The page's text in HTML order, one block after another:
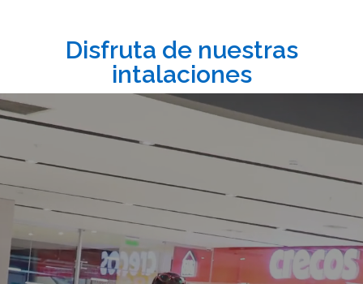
Disfruta de nuestras
intalaciones